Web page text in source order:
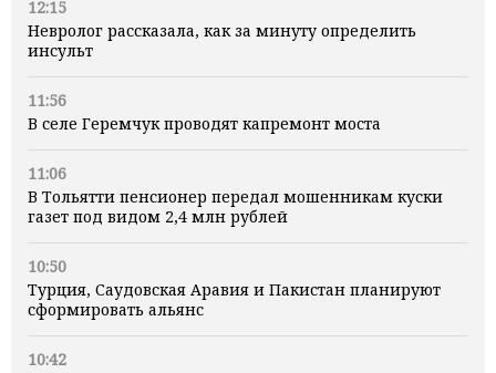
12:15
Невролог рассказала, как за минуту определить
инсульт
11:56
В селе Геремчук проводят капремонт моста
11:06
В Тольятти пенсионер передал мошенникам куски
газет под видом 2,4 млн рублей
10:50
Турция, Саудовская Аравия и Пакистан планируют
сформировать альянс
10:42